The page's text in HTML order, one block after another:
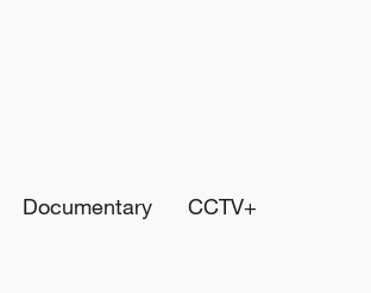
Documentary CCTV+